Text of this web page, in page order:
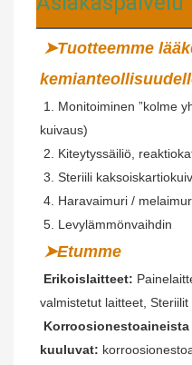
➤Tuotteemme
kuivaus)
2. Kiteytyssäiliö,
3. Steriili
4. Haravaimuri /
5. Levylämmönvaihdin
➤Etumme
Erikoislaitteet:
valmistetut laitteet, Steriilit
kuuluvat: